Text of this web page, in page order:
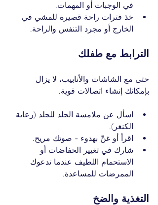
في الوجبات أو المهمات.
خذ فترات راحة قصيرة للمشي في
الخارج أو مجرد التنفس والراحة.
الترابط مع طفلك
حتى مع الشاشات والأنابيب، لا يزال
بإمكانك إنشاء اتصالات قوية.
اسأل عن ملامسة الجلد للجلد (رعاية
الكنغر).
اقرأ أو غنِّ بهدوء - صوتك مريح.
شارك في تغيير الحفاضات أو
الاستحمام اللطيف عندما تدعوك
الممرضات للمساعدة.
التغذية والضخ